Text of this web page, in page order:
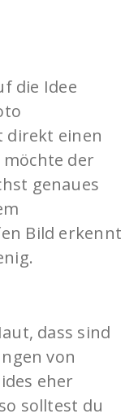
die Idee
direkt einen
der
genaues
Bild erkennt
dass sind
von
eher
solltest du